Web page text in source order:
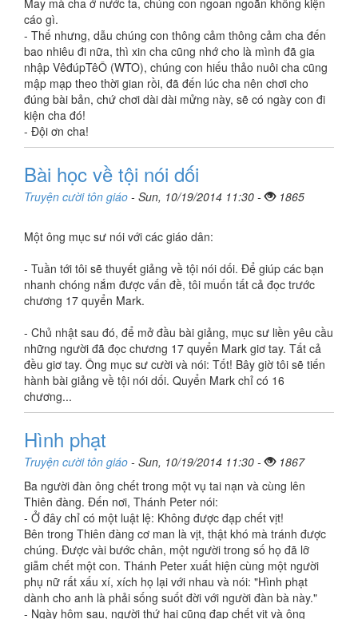
May mà cha ở nước ta, chúng con ngoan ngoãn không kiện
cáo gì.
- Thế nhưng, dẫu chúng con thông cảm thông cảm cha đến
bao nhiêu đi nữa, thì xin cha cũng nhớ cho là mình đã gia
nhập VêđúpTêÔ (WTO), chúng con hiếu thảo nuôi cha cũng
mập mạp theo thời gian rồi, đã đến lúc cha nên chơi cho
đúng bài bản, chứ chơi dài dài mửng này, sẽ có ngày con đi
kiện cha đó!
- Đội ơn cha!
Bài học về tội nói dối
Truyện cười tôn giáo - Sun, 10/19/2014 11:30 - 1865
Một ông mục sư nói với các giáo dân:
- Tuần tới tôi sẽ thuyết giảng về tội nói dối. Để giúp các bạn
nhanh chóng nắm được vấn đề, tôi muốn tất cả đọc trước
chương 17 quyển Mark.
- Chủ nhật sau đó, để mở đầu bài giảng, mục sư liền yêu cầu
những người đã đọc chương 17 quyển Mark giơ tay. Tất cả
đều giơ tay. Ông mục sư cười và nói: Tốt! Bây giờ tôi sẽ tiến
hành bài giảng về tội nói dối. Quyển Mark chỉ có 16
chương...
Hình phạt
Truyện cười tôn giáo - Sun, 10/19/2014 11:30 -
1867
Ba người đàn ông chết trong một vụ tai nạn và cùng lên
Thiên đàng. Đến nơi, Thánh Peter nói:
- Ở đây chỉ có một luật lệ: Không được đạp chết vịt!
Bên trong Thiên đàng cơ man là vịt, thật khó mà tránh được
chúng. Được vài bước chân, một người trong số họ đã lỡ
giẫm chết một con. Thánh Peter xuất hiện cùng một người
phụ nữ rất xấu xí, xích họ lại với nhau và nói: "Hình phạt
dành cho anh là phải sống suốt đời với người đàn bà này."
- Ngày hôm sau, người thứ hai cũng đạp chết vịt và ông